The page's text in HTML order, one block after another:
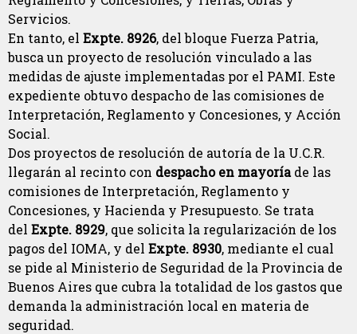
Servicios.
En tanto, el Expte. 8926, del bloque Fuerza Patria,
busca un proyecto de resolución vinculado a las
medidas de ajuste implementadas por el PAMI. Este
expediente obtuvo despacho de las comisiones de
Interpretación, Reglamento y Concesiones, y Acción
Social.
Dos proyectos de resolución de autoría de la U.C.R.
llegarán al recinto con despacho en mayoríade las
comisiones de Interpretación, Reglamento y
Concesiones, y Hacienda y Presupuesto. Se trata
del Expte. 8929, que solicita la regularización de los
pagos del IOMA, y del Expte. 8930, mediante el cual
se pide al Ministerio de Seguridad de la Provincia de
Buenos Aires que cubra la totalidad de los gastos que
demanda la administración local en materia de
seguridad.